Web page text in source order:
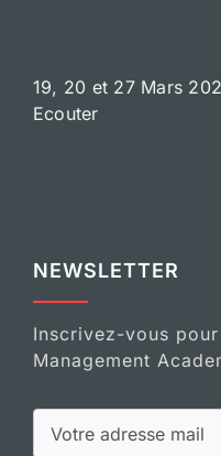
19, 20 et 27 Mars
Ecouter
NEWSLETTER
Inscrivez-vous
Management